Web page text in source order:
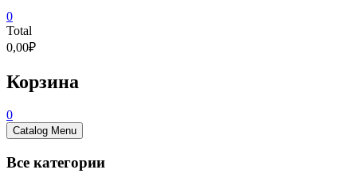
0
Total
0,00₽
Корзина
0
Catalog Menu
Все категории